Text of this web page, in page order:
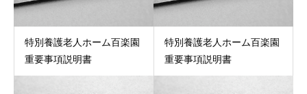
特別養護老人ホーム百楽園
重要事項説明書
特別養護老人ホーム百楽園
重要事項説明書